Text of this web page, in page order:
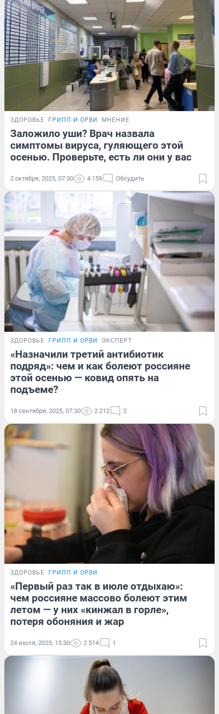
ЗДОРОВЬЕ ГРИПП И ОРВИ МНЕНИЕ
Заложило уши? Врач назвала
симптомы вируса, гуляющего этой
осенью. Проверьте, есть ли они у вас
2 октября, 2025, 07:30 4 159 Обсудить
ЗДОРОВЬЕ ГРИПП И ОРВИ ЭКСПЕРТ
«Назначили третий антибиотик
подряд»: чем и как болеют россияне
этой осенью — ковид опять на
подъеме?
18 сентября, 2025, 07:30 2 212 2
ЗДОРОВЬЕ ГРИПП И ОРВИ
«Первый раз так в июле отдыхаю»:
чем россияне массово болеют этим
летом — у них «кинжал в горле»,
потеря обоняния и жар
24 июля, 2025, 15:30 2 514 1